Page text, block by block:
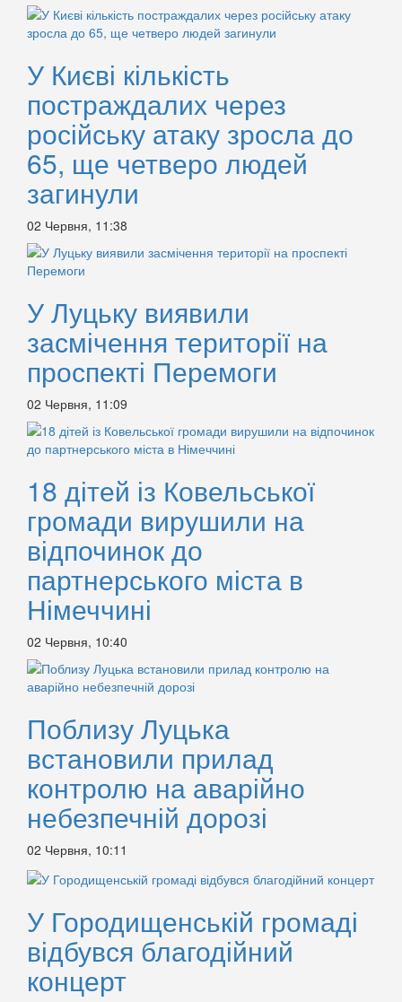
У Києві кількість
постраждалих через
російську атаку зросла до
65, ще четверо людей
загинули
02 Червня, 11:38
У Луцьку виявили
засмічення території на
проспекті Перемоги
02 Червня, 11:09
18 дітей із Ковельської
громади вирушили на
відпочинок до
партнерського міста в
Німеччині
02 Червня, 10:40
Поблизу Луцька
встановили прилад
контролю на аварійно
небезпечній дорозі
02 Червня, 10:11
У Городищенській громаді
відбувся благодійний
концерт